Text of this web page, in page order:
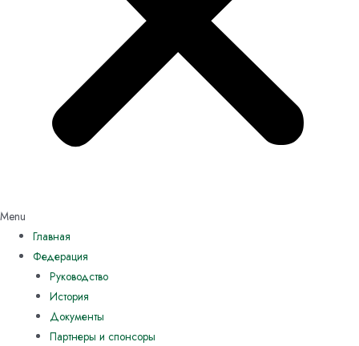
Menu
Главная
Федерация
Руководство
История
Документы
Партнеры и спонсоры